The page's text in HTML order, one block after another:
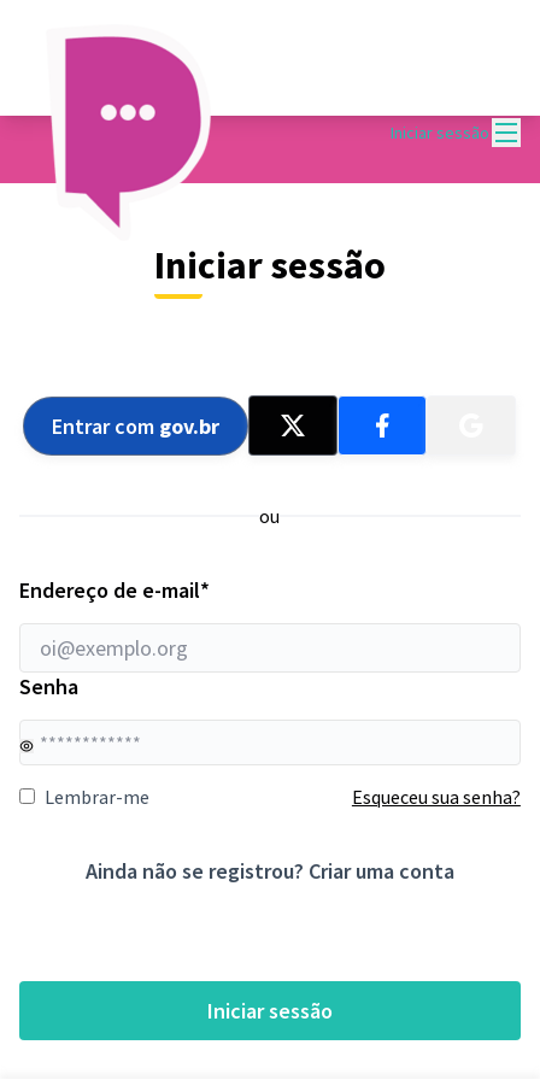
Iniciar sessão
Iniciar sessão
Entrar com gov.br
ou
Endereço de e-mail*
Senha
Lembrar-me Esqueceu sua senha?
Ainda não se registrou? Criar uma conta
Iniciar sessão